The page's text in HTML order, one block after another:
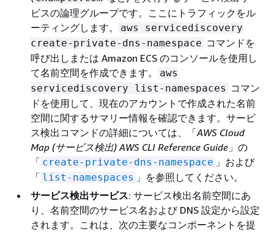
ビスの論理グループです。ここにトラフィックをル
ーティングします。
aws servicediscovery
create-private-dns-namespace コマンドを
呼び出しまたは Amazon ECS のコンソールを使用し
て名前空間を作成できます。
aws
servicediscovery list-namespaces コマン
ドを使用して、現在のアカウントで作成された名前
空間に関するサマリー情報を確認できます。サービ
ス検出コマンドの詳細については、「AWS Cloud
Map (サービス検出) AWS CLI Reference Guide 」の
「 create-private-dns-namespace 」および
「 list-namespaces 」を参照してください。
サービス検出サービス: サービス検出名前空間にあ
り、名前空間のサービス名および DNS 設定から設定
されます。これは、次の主要なコンポーネントを提